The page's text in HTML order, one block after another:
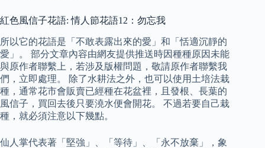
紅色風信子花語: 情人節花語12：勿忘我
所以它的花語是「不敢表露出來的愛」和「恬適沉靜的
愛」。 部分文章內容由網友提供推送時因種種原因未能
與原作者聯繫上，若涉及版權問題，敬請原作者聯繫我
們，立即處理。 除了水耕法之外，也可以使用土培法栽
種，通常花市會販賣已經種在花盆裡，且發根、長葉的
風信子，買回去後只要澆水便會開花。 不過若要自己栽
種，就必須注意以下幾點。
仙人掌代表著「堅強」、「等待」、「永不放棄」，象